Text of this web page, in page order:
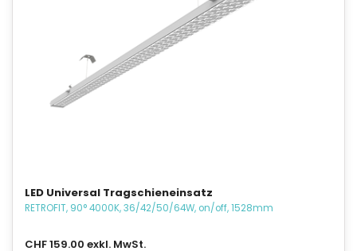
LED Universal Tragschieneinsatz
RETROFIT, 90° 4000K, 36/42/50/64W, on/off, 1528mm
CHF 159.00 exkl. MwSt.